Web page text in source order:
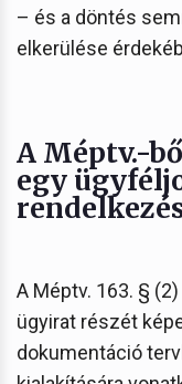
– és a döntés
elkerülése
A Méptv.-
egy
A Méptv. 163. §
ügyirat részét
dokumentáció